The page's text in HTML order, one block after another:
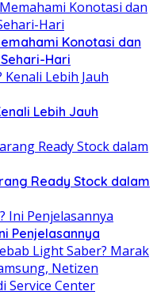
Konotasi dan
Hari
Lebih Jauh
Ready Stock dalam
Penjelasannya